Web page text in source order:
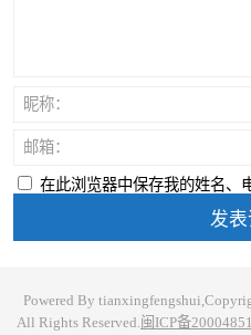
昵称：
邮箱：
在此浏览器中保存我的姓名、
Powered By
All Rights Reserved.闽ICP备